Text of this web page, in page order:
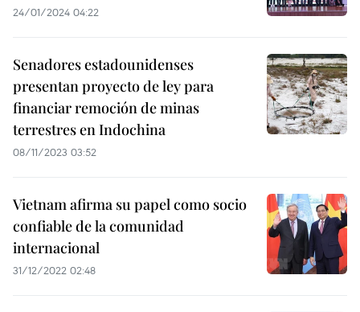
24/01/2024 04:22
Senadores estadounidenses
presentan proyecto de ley para
financiar remoción de minas
terrestres en Indochina
08/11/2023 03:52
Vietnam afirma su papel como socio
confiable de la comunidad
internacional
31/12/2022 02:48